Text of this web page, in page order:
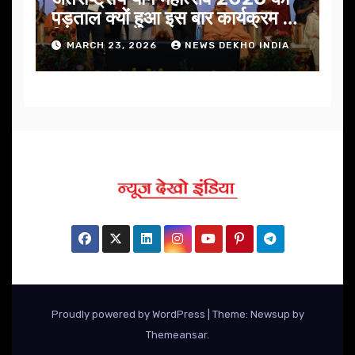
पड़ताल क्यों हुआ इस बार कार्यक्रम में
निखार
MARCH 23, 2026 NEWS DEKHO INDIA
Proudly powered by WordPress
Theme: Newsup by
Themeansar.